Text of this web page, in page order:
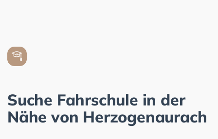
Suche Fahrschule in der
Nähe von Herzogenaurach